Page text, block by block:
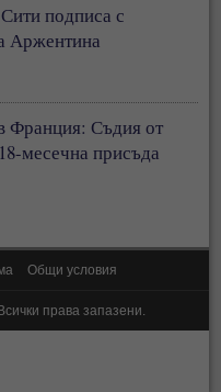
подписа с
Аржентина
Франция: Съдия от
месечна присъда
Общи условия
права запазени.